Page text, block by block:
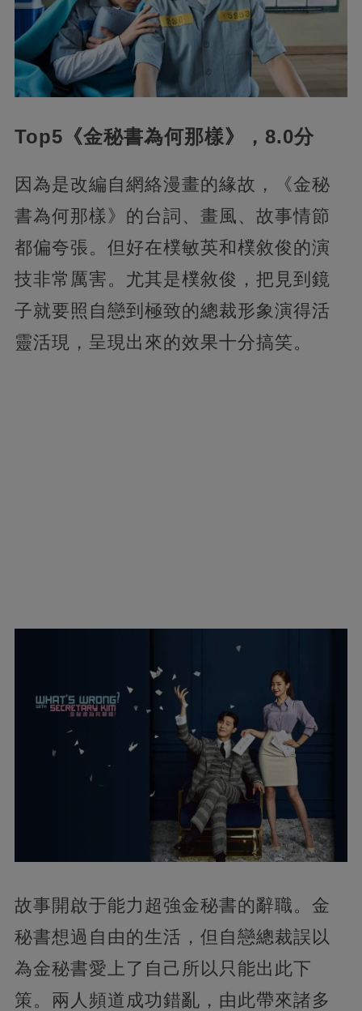
Top5《金秘書為何那樣》，8.0分
因為是改編自網絡漫畫的緣故，《金秘
書為何那樣》的台詞、畫風、故事情節
都偏夸張。但好在樸敏英和樸敘俊的演
技非常厲害。尤其是樸敘俊，把見到鏡
子就要照自戀到極致的總裁形象演得活
靈活現，呈現出來的效果十分搞笑。
故事開啟于能力超強金秘書的辭職。金
秘書想過自由的生活，但自戀總裁誤以
為金秘書愛上了自己所以只能出此下
策。兩人頻道成功錯亂，由此帶來諸多